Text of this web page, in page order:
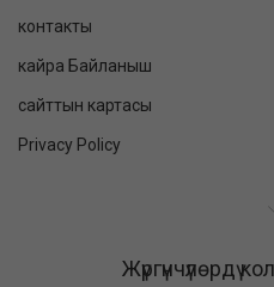
контакты
кайра Байланыш
сайттын картасы
Privacy Policy
Жүргүнчүлөрдү